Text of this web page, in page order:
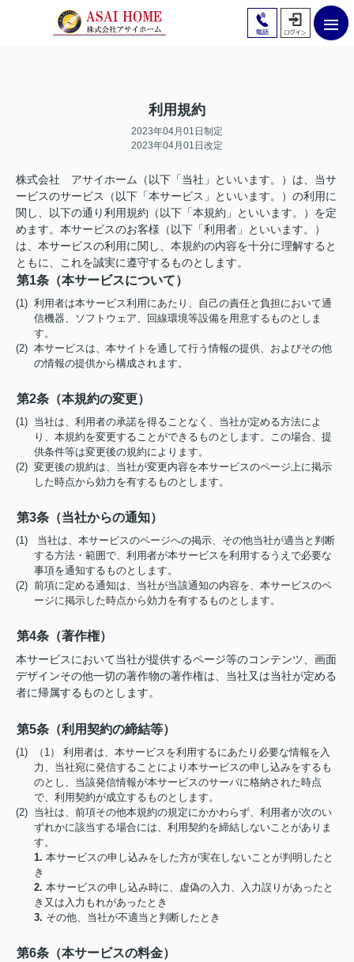
利用規約
2023年04月01日制定
2023年04月01日改定
株式会社 アサイホーム（以下「当社」といいます。）は、当サ
ービスのサービス（以下「本サービス」といいます。）の利用に
関し、以下の通り利用規約（以下「本規約」といいます。）を定
めます。本サービスのお客様（以下「利用者」といいます。）
は、本サービスの利用に関し、本規約の内容を十分に理解すると
ともに、これを誠実に遵守するものとします。
第1条（本サービスについて）
(1) 利用者は本サービス利用にあたり、自己の責任と負担において通
信機器、ソフトウェア、回線環境等設備を用意するものとしま
す。
(2) 本サービスは、本サイトを通して行う情報の提供、およびその他
の情報の提供から構成されます。
第2条（本規約の変更）
(1) 当社は、利用者の承諾を得ることなく、当社が定める方法によ
り、本規約を変更することができるものとします。この場合、提
供条件等は変更後の規約によります。
(2) 変更後の規約は、当社が変更内容を本サービスのページ上に掲示
した時点から効力を有するものとします。
第3条（当社からの通知）
(1) 当社は、本サービスのページへの掲示、その他当社が適当と判断
する方法・範囲で、利用者が本サービスを利用するうえで必要な
事項を通知するものとします。
(2) 前項に定める通知は、当社が当該通知の内容を、本サービスのペ
ージに掲示した時点から効力を有するものとします。
第4条（著作権）
本サービスにおいて当社が提供するページ等のコンテンツ、画面
デザインその他一切の著作物の著作権は、当社又は当社が定める
者に帰属するものとします。
第5条（利用契約の締結等）
(1) （1） 利用者は、本サービスを利用するにあたり必要な情報を入
力、当社宛に発信することにより本サービスの申し込みをするも
のとし、当該発信情報が本サービスのサーバに格納された時点
で、利用契約が成立するものとします。
(2) 当社は、前項その他本規約の規定にかかわらず、利用者が次のい
ずれかに該当する場合には、利用契約を締結しないことがありま
す。
1. 本サービスの申し込みをした方が実在しないことが判明したと
き
2. 本サービスの申し込み時に、虚偽の入力、入力誤りがあったと
き又は入力もれがあったとき
3. その他、当社が不適当と判断したとき
第6条（本サービスの料金）